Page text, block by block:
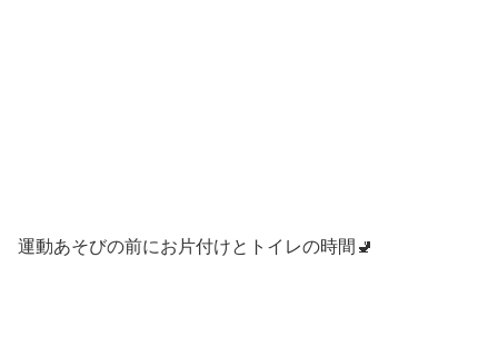
運動あそびの前にお片付けとトイレの時間🚽